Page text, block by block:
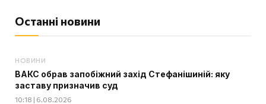
Останні новини
НОВИНИ
ВАКС обрав запобіжний захід Стефанішиній: яку
заставу призначив суд
10:18 | 6.08.2026